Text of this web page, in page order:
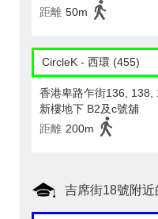
距離 50m
CircleK - 西環 (455)
香港卑路乍街136, 138,
新樓地下 B2及c號舖
距離 200m
吉席街18號附近